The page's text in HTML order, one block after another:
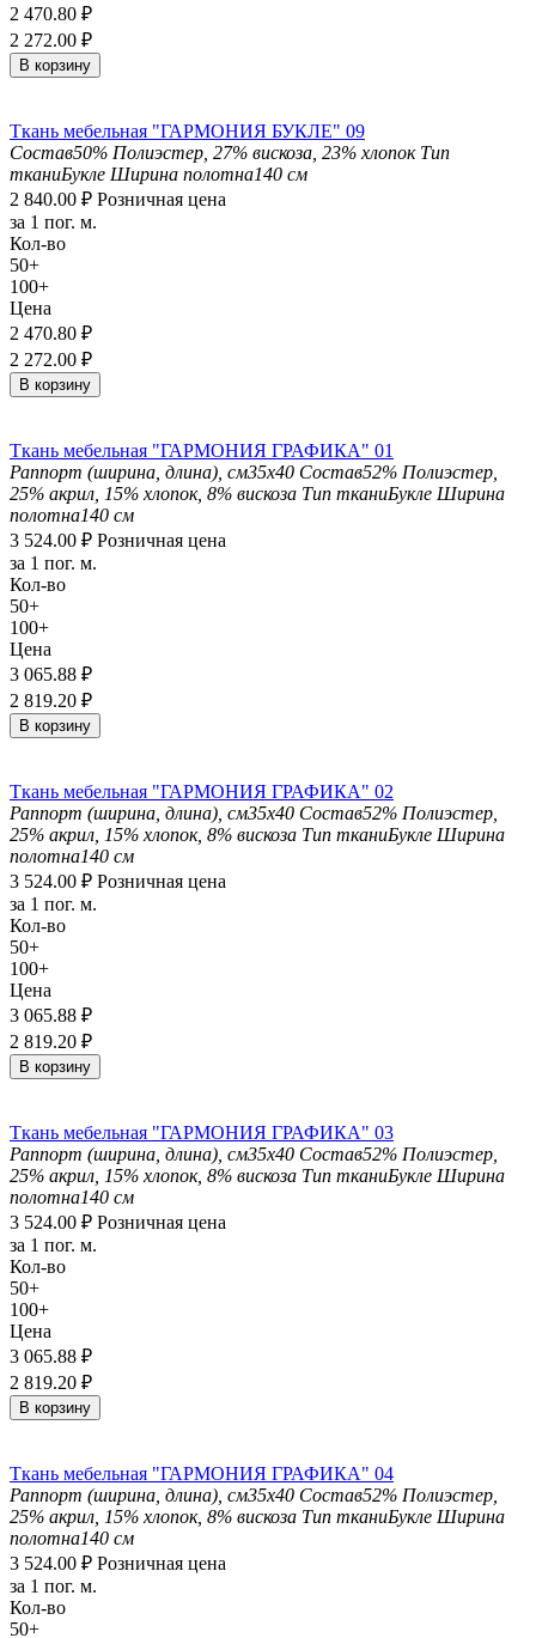
2 470.80 ₽
2 272.00 ₽
В корзину
Ткань мебельная "ГАРМОНИЯ БУКЛЕ" 09
Состав50% Полиэстер, 27% вискоза, 23% хлопок Тип
тканиБукле Ширина полотна140 см
2 840.00 ₽ Розничная цена
за 1 пог. м.
Кол-во
50+
100+
Цена
2 470.80 ₽
2 272.00 ₽
В корзину
Ткань мебельная "ГАРМОНИЯ ГРАФИКА" 01
Раппорт (ширина, длина), см35х40 Состав52% Полиэстер,
25% акрил, 15% хлопок, 8% вискоза Тип тканиБукле Ширина
полотна140 см
3 524.00 ₽ Розничная цена
за 1 пог. м.
Кол-во
50+
100+
Цена
3 065.88 ₽
2 819.20 ₽
В корзину
Ткань мебельная "ГАРМОНИЯ ГРАФИКА" 02
Раппорт (ширина, длина), см35х40 Состав52% Полиэстер,
25% акрил, 15% хлопок, 8% вискоза Тип тканиБукле Ширина
полотна140 см
3 524.00 ₽ Розничная цена
за 1 пог. м.
Кол-во
50+
100+
Цена
3 065.88 ₽
2 819.20 ₽
В корзину
Ткань мебельная "ГАРМОНИЯ ГРАФИКА" 03
Раппорт (ширина, длина), см35х40 Состав52% Полиэстер,
25% акрил, 15% хлопок, 8% вискоза Тип тканиБукле Ширина
полотна140 см
3 524.00 ₽ Розничная цена
за 1 пог. м.
Кол-во
50+
100+
Цена
3 065.88 ₽
2 819.20 ₽
В корзину
Ткань мебельная "ГАРМОНИЯ ГРАФИКА" 04
Раппорт (ширина, длина), см35х40 Состав52% Полиэстер,
25% акрил, 15% хлопок, 8% вискоза Тип тканиБукле Ширина
полотна140 см
3 524.00 ₽ Розничная цена
за 1 пог. м.
Кол-во
50+